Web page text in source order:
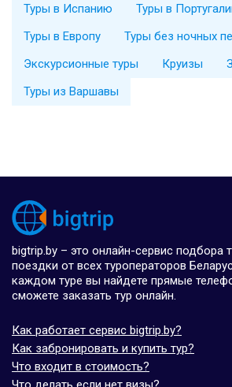
Туры в Испанию
Туры в
Туры в Европу
Туры без ночных
Экскурсионные туры
Круизы
Туры из Варшавы
bigtrip.by – это онлайн-сервис подбора
поездки от всех туроператоров
каждом туре вы найдете прямые
сможете заказать тур онлайн.
Как работает сервис bigtrip.by?
Как забронировать и купить тур?
Что входит в стоимость?